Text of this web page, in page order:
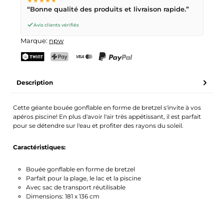
passées avant
livraison leprochain jour ouvrable par la Poste Suisse.
“Bonne qualité des produits et livraison rapide.”
Avis clients vérifiés
Marque: npw
Description
Cette géante bouée gonflable en forme de bretzel s'invite à vos
apéros piscine! En plus d'avoir l'air très appétissant, il est parfait
pour se détendre sur l'eau et profiter des rayons du soleil.
Caractéristiques:
Bouée gonflable en forme de bretzel
Parfait pour la plage, le lac et la piscine
Avec sac de transport réutilisable
Dimensions: 181 x 136 cm